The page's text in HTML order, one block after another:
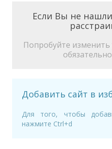
Если Вы не нашли
Попробуйте изменить
Добавить сайт в
Для того, чтобы
нажмите Ctrl+d